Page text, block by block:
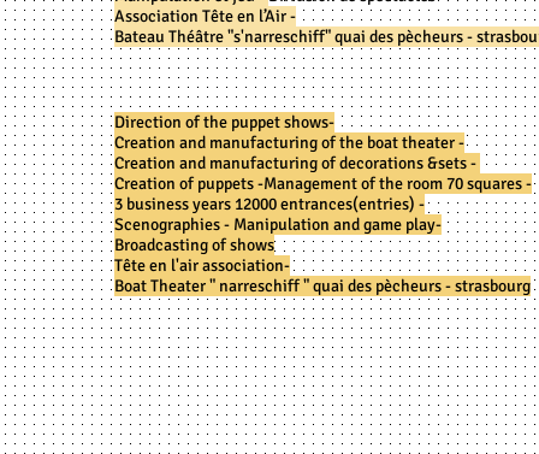
Association Tête en l’Air -
Bateau Théâtre "s'narreschiff" quai des pècheurs -
Direction of the puppet shows-
Creation and manufacturing of the boat theater -
Creation and manufacturing of decorations &sets -
Creation of puppets -Management of the room 70 squares -
3 business years 12000 entrances(entries) -
Scenographies - Manipulation and game play-
Broadcasting of shows
Tête en l'air association-
Boat Theater " narreschiff " quai des pècheurs - strasbourg